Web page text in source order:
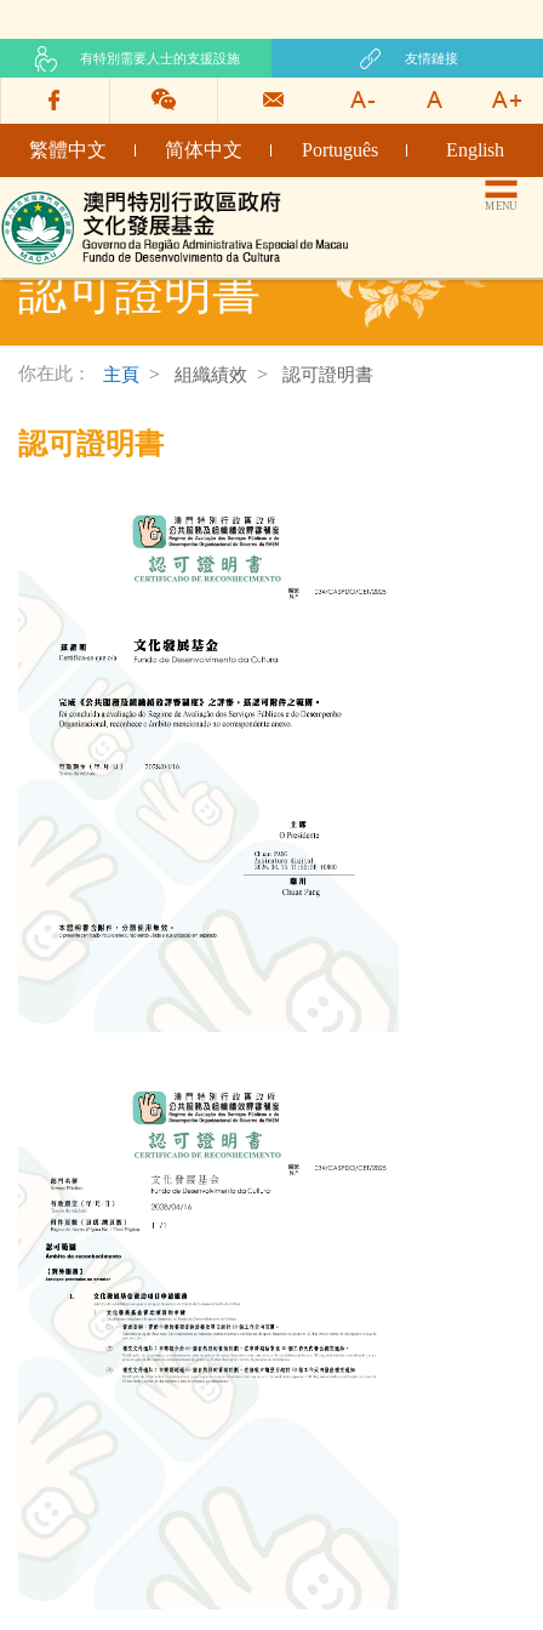
有特別需要人士的支援設施 友情鏈接
繁體中文 简体中文 Português English
文化發展基金網頁 MENU
認可證明書
你在此： 主頁 組織績效 認可證明書
認可證明書